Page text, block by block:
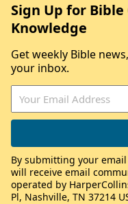
Sign Up for
Knowledge
Get weekly Bible
your inbox.
By submitting your
will receive email
operated by
Pl, Nashville, TN 37214